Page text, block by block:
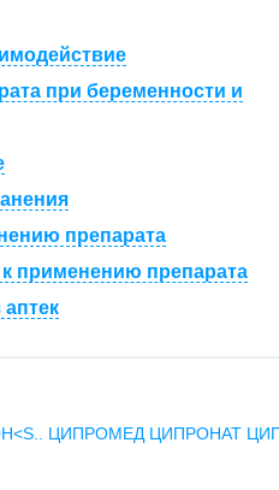
при беременности и
препарата
применению препарата
аптек
ЦИПРОМЕД ЦИПРОНАТ